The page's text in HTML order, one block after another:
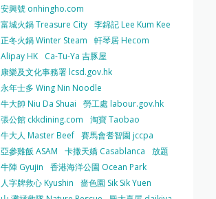
安興號 onhingho.com
富城火鍋 Treasure City 李錦記 Lee Kum Kee
正冬火鍋 Winter Steam
軒琴居 Hecom
Alipay HK
Ca-Tu-Ya 吉豚屋
康樂及文化事務署 lcsd.gov.hk
永年士多 Wing Nin Noodle
牛大帥 Niu Da Shuai
勞工處 labour.gov.hk
張公館 ckkdining.com
淘寶 Taobao
牛大人 Master Beef 賽馬會耆智園 jccpa
亞參雞飯 ASAM
卡撒天嬌 Casablanca
放題
牛陣 Gyujin
香港海洋公園 Ocean Park
人字牌救心 Kyushin
嗇色園 Sik Sik Yuen